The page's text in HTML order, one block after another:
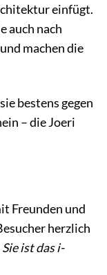
einfügt.
auch nach
machen die
bestens gegen
– die Joeri
Freunden und
herzlich
Sie ist das i-